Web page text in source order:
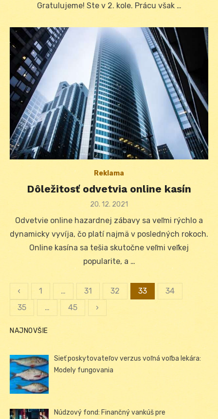
Gratulujeme! Ste v 2. kole. Prácu však …
Reklama
Dôležitosť odvetvia online kasín
Posted
20. 12. 2021
Odvetvie online hazardnej zábavy sa veľmi rýchlo a
dynamicky vyvíja, čo platí najmä v posledných rokoch.
Online kasína sa tešia skutočne veľmi veľkej
popularite, a …
Stránkovanie
príspevkov
‹ 1 … 31 32 33
34
35
… 45 ›
NAJNOVŠIE
Sieť poskytovateľov verzus voľná voľba lekára:
Modely fungovania
Núdzový fond: Finančný vankúš pre